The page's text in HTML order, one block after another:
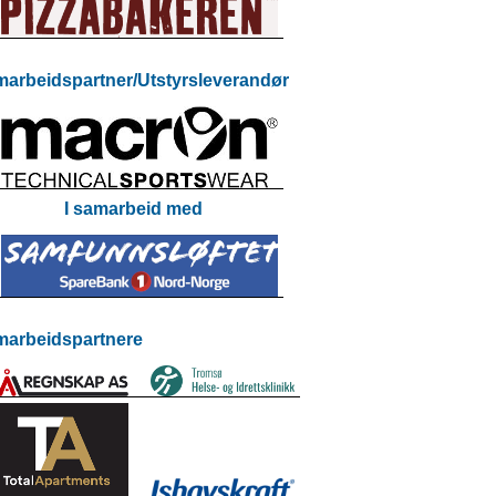
Utstyrsleverandør
I samarbeid med